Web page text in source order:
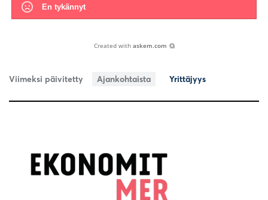
En tykännyt
Created with askem.com
Viimeksi päivitetty Ajankohtaista Yrittäjyys